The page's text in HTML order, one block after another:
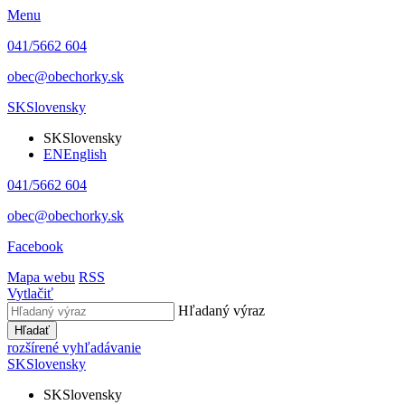
Menu
041/5662 604
obec@obechorky.sk
SKSlovensky
SKSlovensky
ENEnglish
041/5662 604
obec@obechorky.sk
Facebook
Mapa webu RSS
Vytlačiť
Hľadaný výraz
Hľadať
rozšírené vyhľadávanie
SKSlovensky
SKSlovensky